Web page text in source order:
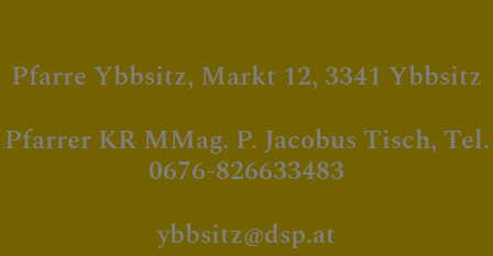
Pfarre Ybbsitz, Markt 12, 3341 Ybbsitz
Pfarrer KR MMag. P. Jacobus Tisch, Tel.
0676-826633483
ybbsitz@dsp.at